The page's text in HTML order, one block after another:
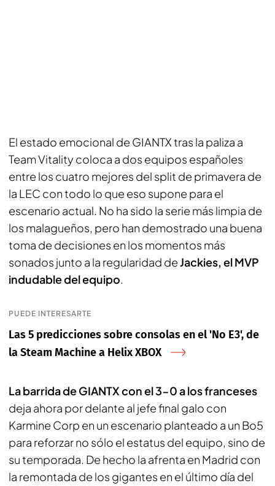
El estado emocional de GIANTX tras la paliza a
Team Vitality coloca a dos equipos españoles
entre los cuatro mejores del split de primavera de
la LEC con todo lo que eso supone para el
escenario actual. No ha sido la serie más limpia de
los malagueños, pero han demostrado una buena
toma de decisiones en los momentos más
sonados junto a la regularidad deJackies, el MVP
indudable del equipo.
PUEDE INTERESARTE
Las 5 predicciones sobre consolas en el 'No E3', de
la Steam Machine a Helix XBOX
La barrida de GIANTX con el 3-0 a los franceses
deja ahora por delante al jefe final galo con
Karmine Corp en un escenario planteado a un Bo5
para reforzar no sólo el estatus del equipo, sino de
su temporada. De hecho la afrenta en Madrid con
la remontada de los gigantes en el último día del